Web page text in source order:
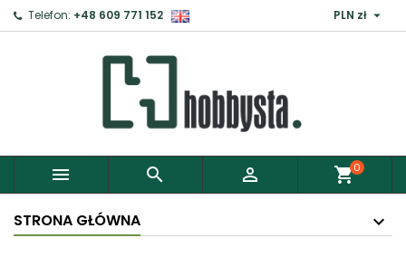
Telefon: +48 609 771 152 PLN zł 
   shopping_cart0
STRONA GŁÓWNA